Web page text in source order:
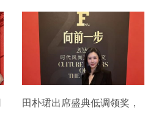
田朴珺出席盛典低调领奖，